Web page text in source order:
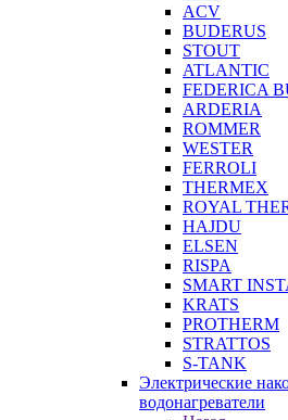
ACV
BUDERUS
STOUT
ATLANTIC
FEDERICA
ARDERIA
ROMMER
WESTER
FERROLI
THERMEX
ROYAL
HAJDU
ELSEN
RISPA
SMART
KRATS
PROTHERM
STRATTOS
S-TANK
Электрические
водонагреватели